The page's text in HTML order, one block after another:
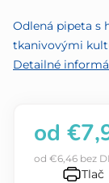
5
hviezdičiek.
Odlená pipeta s
tkanivovými
Detailné
od
od €6,46 bez
Tlač